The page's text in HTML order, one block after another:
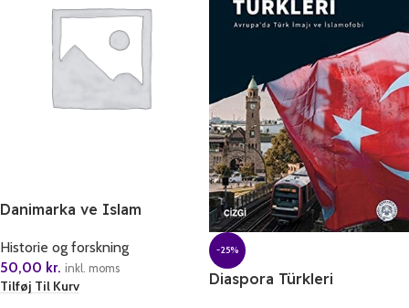
Danimarka ve Islam
Historie og forskning
50,00 kr. inkl. moms
Tilføj Til Kurv
-25%
Diaspora Türkleri